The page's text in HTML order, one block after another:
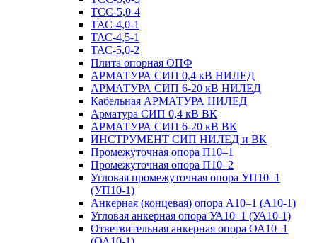
ТСС-5,0-4
ТАС-4,0-1
ТАС-4,5-1
ТАС-5,0-2
Плита опорная ОПФ
АРМАТУРА СИП 0,4 кВ НИЛЕД
АРМАТУРА СИП 6-20 кВ НИЛЕД
Кабельная АРМАТУРА НИЛЕД
Арматура СИП 0,4 кВ ВК
АРМАТУРА СИП 6-20 кВ ВК
ИНСТРУМЕНТ СИП НИЛЕД и ВК
Промежуточная опора П10–1
Промежуточная опора П10–2
Угловая промежуточная опора УП10–1
(УП10-1)
Анкерная (концевая) опора А10–1 (А10-1)
Угловая анкерная опора УА10–1 (УА10-1)
Ответвительная анкерная опора ОА10–1